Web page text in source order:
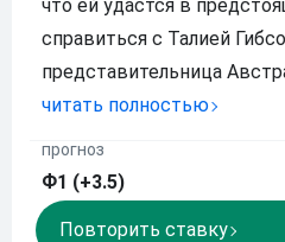
что ей удастся в
справиться с Талией
представительница
уверенно преодолела две
теннисистка в этом году
противницу из России.
читать полностью
прогноз
Ф1 (+3.5)
Повторить ставку